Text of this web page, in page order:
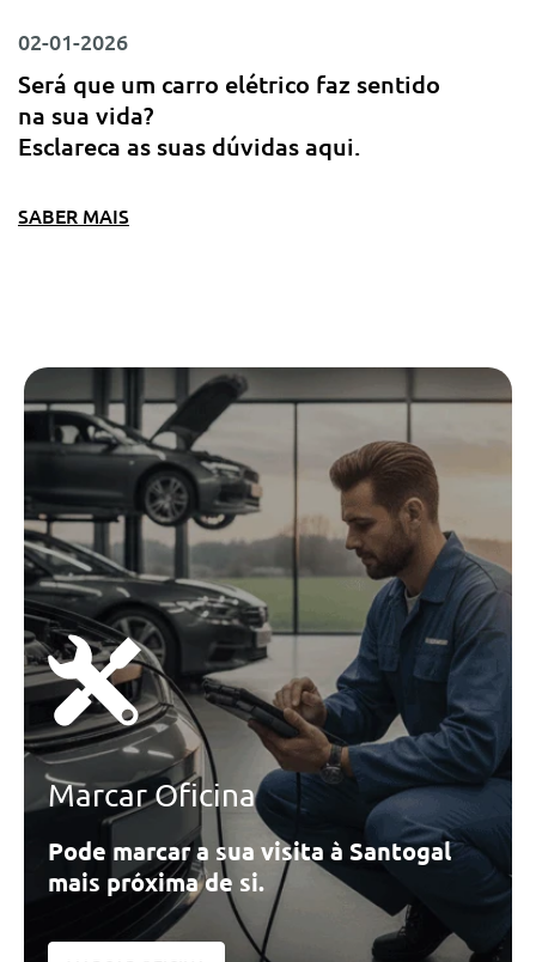
02-01-2026
Será que um carro elétrico faz sentido
na sua vida?
Esclareca as suas dúvidas aqui.
SABER MAIS
Marcar Oficina
Pode marcar a sua visita à Santogal
mais próxima de si.